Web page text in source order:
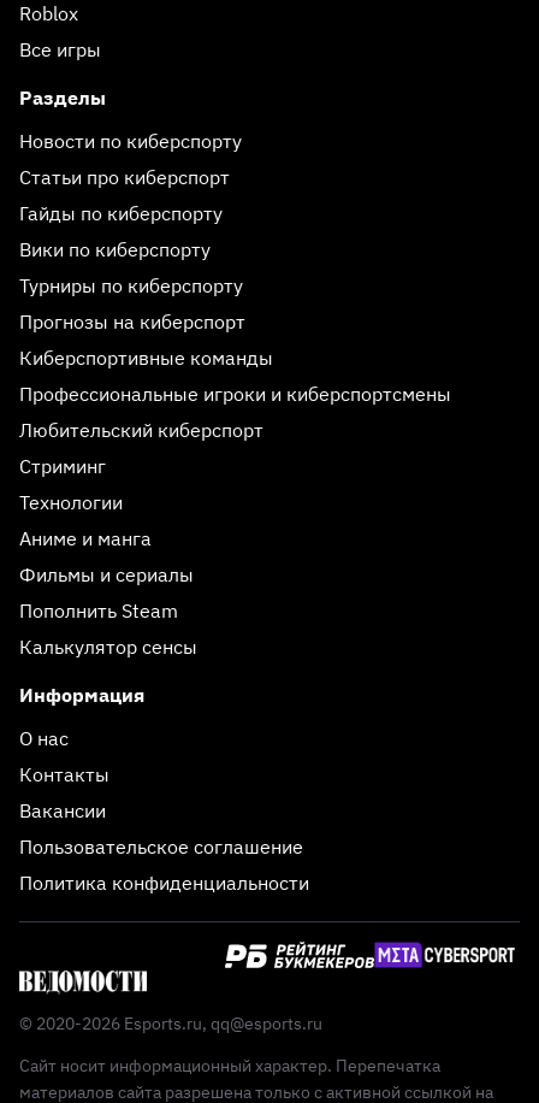
Roblox
Все игры
Разделы
Новости по киберспорту
Статьи про киберспорт
Гайды по киберспорту
Вики по киберспорту
Турниры по киберспорту
Прогнозы на киберспорт
Киберспортивные команды
Профессиональные игроки и киберспортсмены
Любительский киберспорт
Стриминг
Технологии
Аниме и манга
Фильмы и сериалы
Пополнить Steam
Калькулятор сенсы
Информация
О нас
Контакты
Вакансии
Пользовательское соглашение
Политика конфиденциальности
© 2020-2026 Esports.ru, qq@esports.ru
Сайт носит информационный характер. Перепечатка
материалов сайта разрешена только с активной ссылкой на